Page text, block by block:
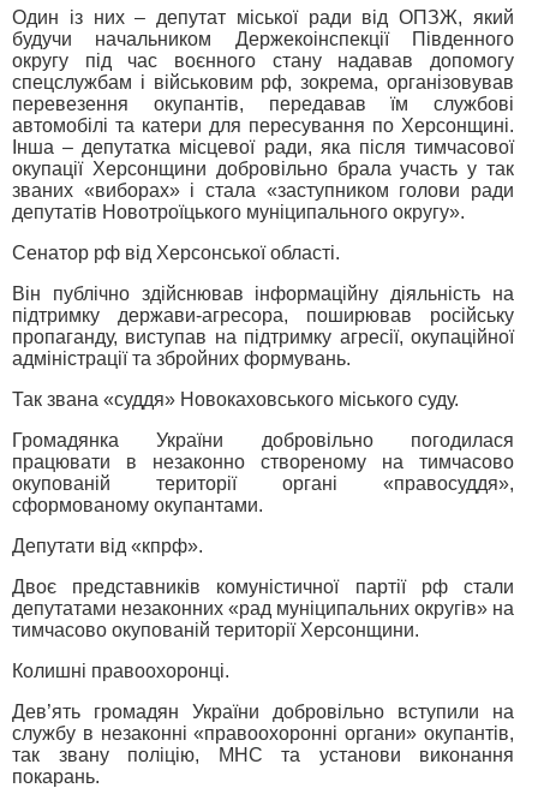
Один із них – депутат міської ради від ОПЗЖ, який
будучи начальником Держекоінспекції Південного
округу під час воєнного стану надавав допомогу
спецслужбам і військовим рф, зокрема, організовував
перевезення окупантів, передавав їм службові
автомобілі та катери для пересування по Херсонщині.
Інша – депутатка місцевої ради, яка після тимчасової
окупації Херсонщини добровільно брала участь у так
званих «виборах» і стала «заступником голови ради
депутатів Новотроїцького муніципального округу».
Сенатор рф від Херсонської області.
Він публічно здійснював інформаційну діяльність на
підтримку держави-агресора, поширював російську
пропаганду, виступав на підтримку агресії, окупаційної
адміністрації та збройних формувань.
Так звана «суддя» Новокаховського міського суду.
Громадянка України добровільно погодилася
працювати в незаконно створеному на тимчасово
окупованій території органі «правосуддя»,
сформованому окупантами.
Депутати від «кпрф».
Двоє представників комуністичної партії рф стали
депутатами незаконних «рад муніципальних округів» на
тимчасово окупованій території Херсонщини.
Колишні правоохоронці.
Дев’ять громадян України добровільно вступили на
службу в незаконні «правоохоронні органи» окупантів,
так звану поліцію, МНС та установи виконання
покарань.